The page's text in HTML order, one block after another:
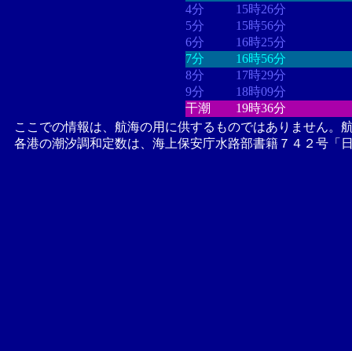
4分
15時26分
5分
15時56分
6分
16時25分
7分
16時56分
8分
17時29分
9分
18時09分
干潮
19時36分
ここでの情報は、航海の用に供するものではありません。
各港の潮汐調和定数は、海上保安庁水路部書籍７４２号「